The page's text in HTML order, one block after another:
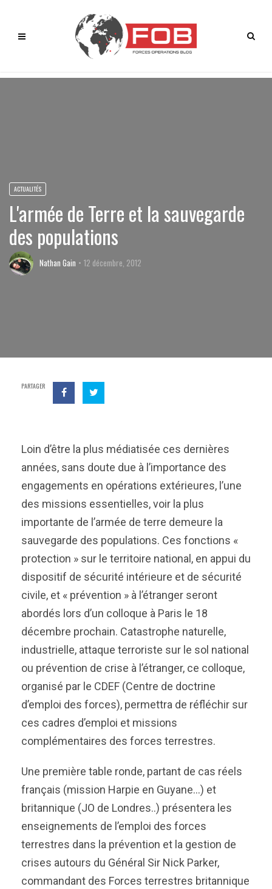
ACTUALITÉS
L'armée de Terre et la sauvegarde
des populations
Nathan Gain 12 décembre, 2012
PARTAGER
Loin d’être la plus médiatisée ces dernières
années, sans doute due à l’importance des
engagements en opérations extérieures, l’une
des missions essentielles, voir la plus
importante de l’armée de terre demeure la
sauvegarde des populations. Ces fonctions «
protection » sur le territoire national, en appui du
dispositif de sécurité intérieure et de sécurité
civile, et « prévention » à l’étranger seront
abordés lors d’un colloque à Paris le 18
décembre prochain. Catastrophe naturelle,
industrielle, attaque terroriste sur le sol national
ou prévention de crise à l’étranger, ce colloque,
organisé par le CDEF (Centre de doctrine
d’emploi des forces), permettra de réfléchir sur
ces cadres d’emploi et missions
complémentaires des forces terrestres.
Une première table ronde, partant de cas réels
français (mission Harpie en Guyane…) et
britannique (JO de Londres..) présentera les
enseignements de l’emploi des forces
terrestres dans la prévention et la gestion de
crises autours du Général Sir Nick Parker,
commandant des Forces terrestres britannique